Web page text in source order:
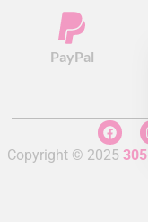
PayPal
Copyright © 2025